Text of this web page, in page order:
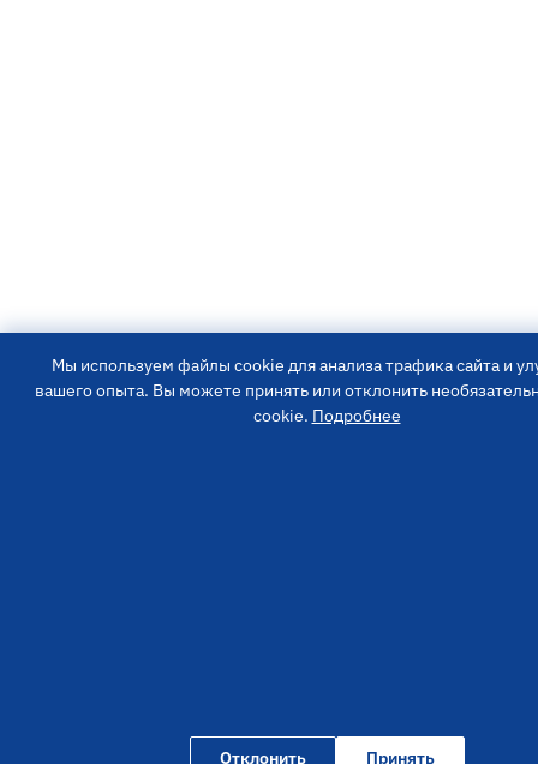
Мы используем файлы cookie для анализа трафика сайта и
вашего опыта. Вы можете принять или отклонить
cookie. Подробнее
Отклонить Принять